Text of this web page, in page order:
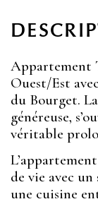
Appartement
Ouest/Est
du Bourget.
généreuse,
véritable
de vie avec
une cuisine